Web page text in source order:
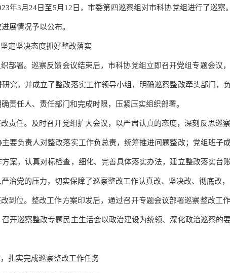
年3月24日至5月12日，市委第四巡察组对市科协党组进行了巡
展情况予以公布。
定坚决态度抓好整改落实
部署。巡察反馈会议结束后，市科协党组 立即召开党组专题会议
究，并成立了整改落实工作领导小组，明确巡察整改牵头部门
责任人、责任部门和完成时限，压紧压实组织部署。
责任。 及时召开党组扩大会议，以严肃认真的态度，深刻反思巡
主要负责人对整改落实工作负总责，统筹推进问题整改； 党组班子
案，认真对标检查，细化、完善具体落实办法，建立整改落实
治党的压力，切实保障了巡察整改工作认真改、坚决改、彻底改
到位。 整改工作方案印发后，通过召开专题会议部署巡察整改工
开巡察整改专题民主生活会以政治建设为统领、深化政治巡察的
扎实完成巡察整改工作任务